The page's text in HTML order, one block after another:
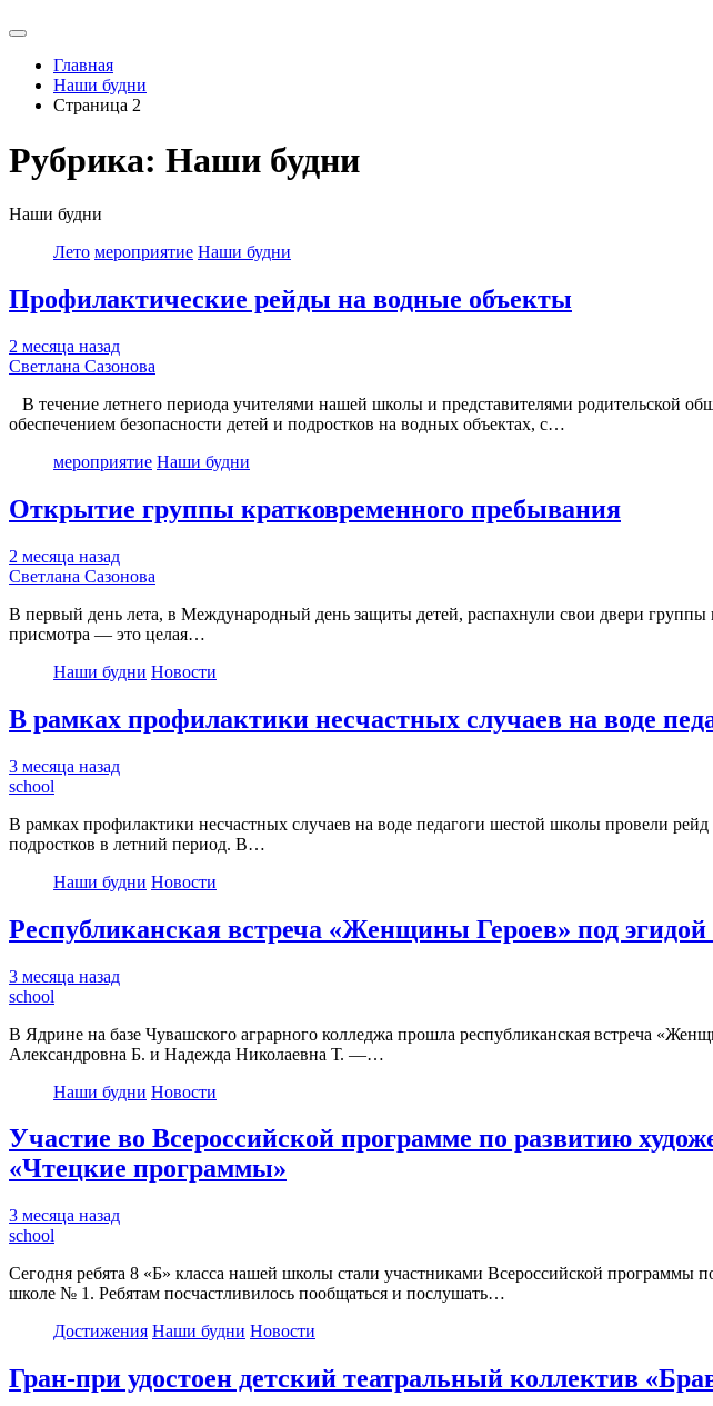
Главная
Наши будни
Страница 2
Рубрика: Наши будни
Наши будни
Лето мероприятие Наши будни
Профилактические рейды на водные объекты
2 месяца назад
Светлана Сазонова
В течение летнего периода учителями нашей школы и представителями родительской
обеспечением безопасности детей и подростков на водных объектах, с…
мероприятие Наши будни
Открытие группы кратковременного пребывания
2 месяца назад
Светлана Сазонова
В первый день лета, в Международный день защиты детей, распахнули свои двери
присмотра — это целая…
Наши будни Новости
В рамках профилактики несчастных случаев на воде
3 месяца назад
school
В рамках профилактики несчастных случаев на воде педагоги шестой школы провели
подростков в летний период. В…
Наши будни Новости
Республиканская встреча «Женщины Героев» под
3 месяца назад
school
В Ядрине на базе Чувашского аграрного колледжа прошла республиканская встреча
Александровна Б. и Надежда Николаевна Т. —…
Наши будни Новости
Участие во Всероссийской программе по развитию
«Чтецкие программы»
3 месяца назад
school
Сегодня ребята 8 «Б» класса нашей школы стали участниками Всероссийской программы
школе № 1. Ребятам посчастливилось пообщаться и послушать…
Достижения Наши будни Новости
Гран-при удостоен детский театральный коллектив